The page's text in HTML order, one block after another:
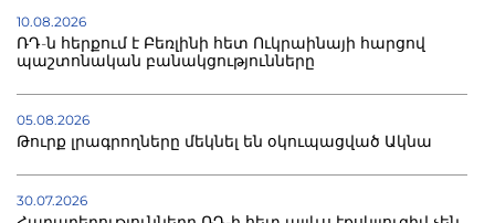
10.08.2026
ՌԴ-ն հերքում է Բեռլինի հետ Ուկրաինայի հարցով
պաշտոնական բանակցությունները
05.08.2026
Թուրք լրագրողները մեկնել են օկուպացված Ակնա
30.07.2026